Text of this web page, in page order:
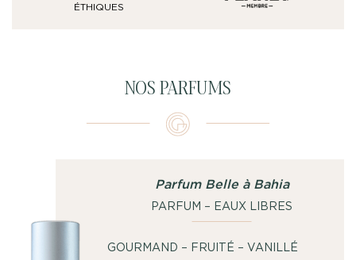
ÉTHIQUES
NOS PARFUMS
Parfum Belle à Bahia
PARFUM – EAUX LIBRES
GOURMAND – FRUITÉ – VANILLÉ